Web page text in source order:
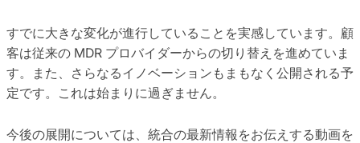
すでに大きな変化が進行していることを実感しています。顧
客は従来の MDR プロバイダーからの切り替えを進めていま
す。また、さらなるイノベーションもまもなく公開される予
定です。これは始まりに過ぎません。
今後の展開については、統合の最新情報をお伝えする動画を